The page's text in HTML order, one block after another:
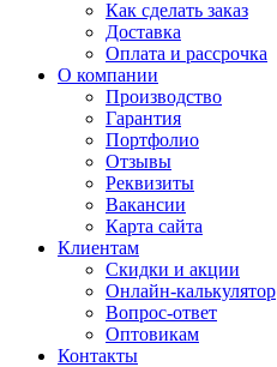
Как сделать заказ
Доставка
Оплата и рассрочка
О компании
Производство
Гарантия
Портфолио
Отзывы
Реквизиты
Вакансии
Карта сайта
Клиентам
Скидки и акции
Онлайн-калькулятор
Вопрос-ответ
Оптовикам
Контакты